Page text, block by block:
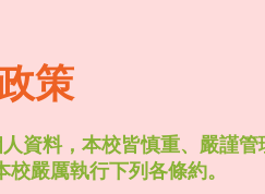
策
資料，本校皆慎重、嚴謹
嚴厲執行下列各條約。